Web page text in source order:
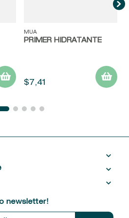
MUA
PRIMER HIDRATANTE
$ 7 ,41
newsletter!